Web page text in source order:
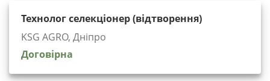
Технолог селекціонер (відтворення)
KSG AGRO, Дніпро
Договірна